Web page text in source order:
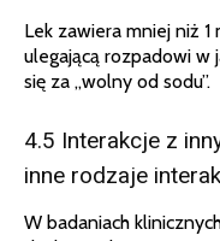
Lek zawiera mniej niż
ulegającą rozpadowi w
się za „wolny od sodu”.
4.5 Interakcje z
inne rodzaje
W badaniach